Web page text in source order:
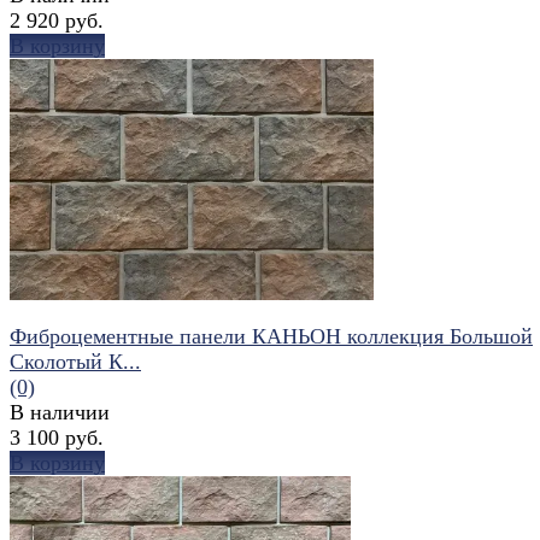
избранное сравнить
2 920 руб.
В корзину
Фиброцементные панели КАНЬОН коллекция Большой
Сколотый К...
(0)
В наличии
3 100 руб.
В корзину